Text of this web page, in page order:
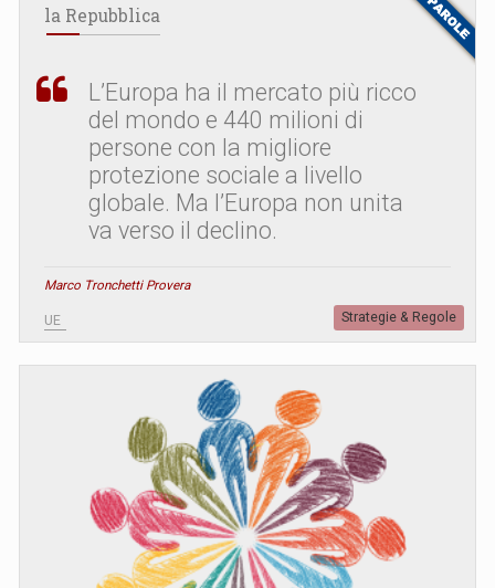
la Repubblica
L’Europa ha il mercato più ricco
del mondo e 440 milioni di
persone con la migliore
protezione sociale a livello
globale. Ma l’Europa non unita
va verso il declino.
Marco Tronchetti Provera
UE Strategie & Regole